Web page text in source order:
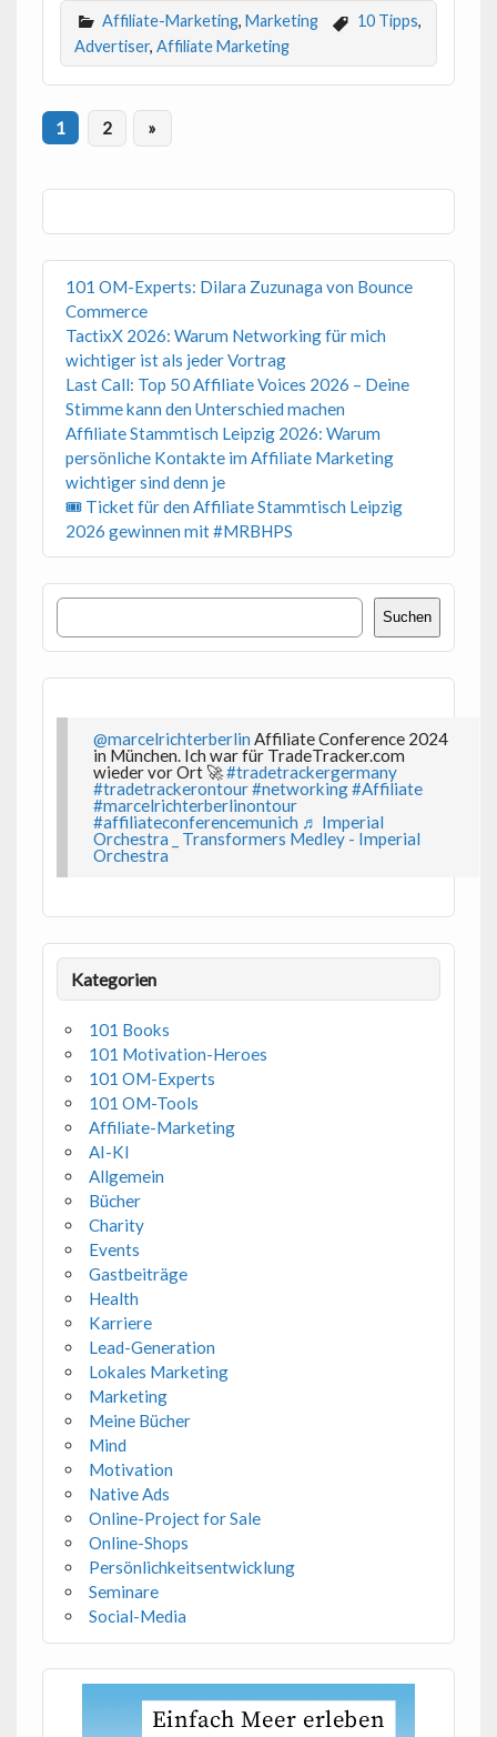
Affiliate-Marketing, Marketing 10 Tipps,
Advertiser, Affiliate Marketing
1 2 »
101 OM-Experts: Dilara Zuzunaga von Bounce
Commerce
TactixX 2026: Warum Networking für mich
wichtiger ist als jeder Vortrag
Last Call: Top 50 Affiliate Voices 2026 – Deine
Stimme kann den Unterschied machen
Affiliate Stammtisch Leipzig 2026: Warum
persönliche Kontakte im Affiliate Marketing
wichtiger sind denn je
🎟 Ticket für den Affiliate Stammtisch Leipzig
2026 gewinnen mit #MRBHPS
Suchen
Suchen
@marcelrichterberlin Affiliate Conference 2024
in München. Ich war für TradeTracker.com
wieder vor Ort 🚀#tradetrackergermany
#tradetrackerontour#networking#Affiliate
#marcelrichterberlinontour
#affiliateconferencemunich ♬ Imperial
Orchestra _ Transformers Medley - Imperial
Orchestra
Kategorien
101 Books
101 Motivation-Heroes
101 OM-Experts
101 OM-Tools
Affiliate-Marketing
AI-KI
Allgemein
Bücher
Charity
Events
Gastbeiträge
Health
Karriere
Lead-Generation
Lokales Marketing
Marketing
Meine Bücher
Mind
Motivation
Native Ads
Online-Project for Sale
Online-Shops
Persönlichkeitsentwicklung
Seminare
Social-Media